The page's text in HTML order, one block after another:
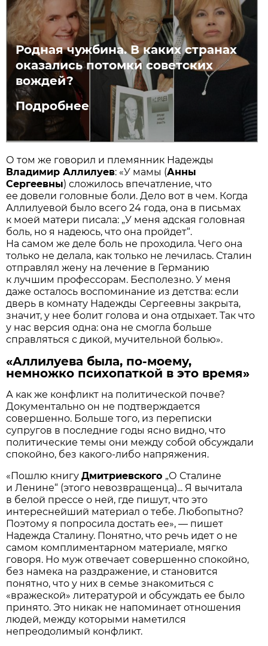
Родная чужбина. В каких странах
оказались потомки советских
вождей?
Подробнее
О том же говорил и племянник Надежды
Владимир Аллилуев: «У мамы (Анны
Сергеевны) сложилось впечатление, что
ее довели головные боли. Дело вот в чем. Когда
Аллилуевой было всего 24 года, она в письмах
к моей матери писала: „У меня адская головная
боль, но я надеюсь, что она пройдет“.
На самом же деле боль не проходила. Чего она
только не делала, как только не лечилась. Сталин
отправлял жену на лечение в Германию
к лучшим профессорам. Бесполезно. У меня
даже осталось воспоминание из детства: если
дверь в комнату Надежды Сергеевны закрыта,
значит, у нее болит голова и она отдыхает. Так что
у нас версия одна: она не смогла больше
справляться с дикой, мучительной болью».
«Аллилуева была, по-моему,
немножко психопаткой в это время»
А как же конфликт на политической почве?
Документально он не подтверждается
совершенно. Больше того, из переписки
супругов в последние годы ясно видно, что
политические темы они между собой обсуждали
спокойно, без какого-либо напряжения.
«Пошлю книгуДмитриевского „О Сталине
и Ленине“ (этого невозвращенца)... Я вычитала
в белой прессе о ней, где пишут, что это
интереснейший материал о тебе. Любопытно?
Поэтому я попросила достать ее», — пишет
Надежда Сталину. Понятно, что речь идет о не
самом комплиментарном материале, мягко
говоря. Но муж отвечает совершенно спокойно,
без намека на раздражение, и становится
понятно, что у них в семье знакомиться с
«вражеской» литературой и обсуждать ее было
принято. Это никак не напоминает отношения
людей, между которыми наметился
непреодолимый конфликт.